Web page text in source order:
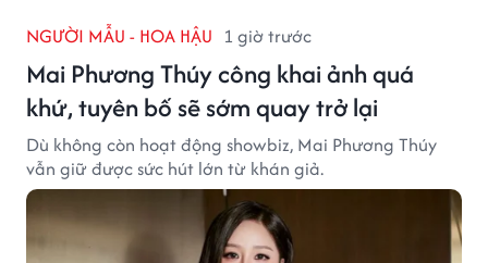
NGƯỜI MẪU - HOA HẬU 1 giờ trước
Mai Phương Thúy công khai ảnh quá
khứ, tuyên bố sẽ sớm quay trở lại
Dù không còn hoạt động showbiz, Mai Phương Thúy
vẫn giữ được sức hút lớn từ khán giả.